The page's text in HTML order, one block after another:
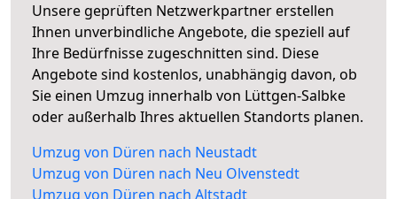
Unsere geprüften Netzwerkpartner erstellen
Ihnen unverbindliche Angebote, die speziell auf
Ihre Bedürfnisse zugeschnitten sind. Diese
Angebote sind kostenlos, unabhängig davon, ob
Sie einen Umzug innerhalb von Lüttgen-Salbke
oder außerhalb Ihres aktuellen Standorts planen.
Umzug von Düren nach Neustadt
Umzug von Düren nach Neu Olvenstedt
Umzug von Düren nach Altstadt